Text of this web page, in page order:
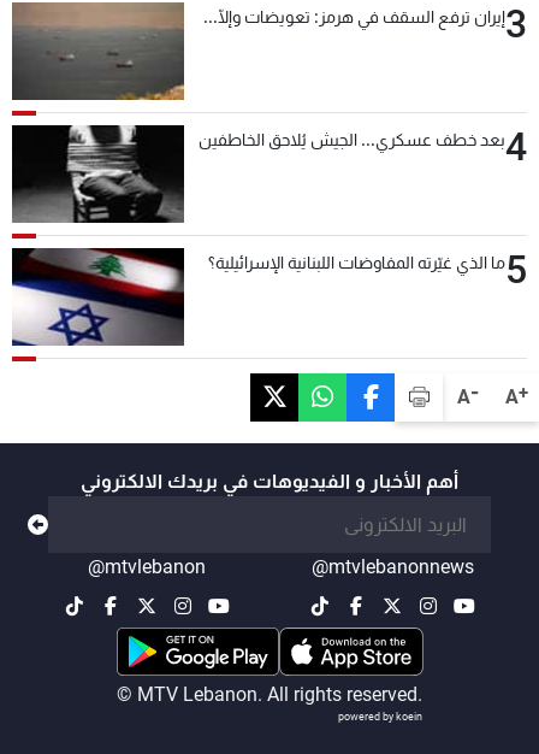
A+
A-
3إيران ترفع السقف في هرمز: تعويضات وإلّا...
4بعد خطف عسكري... الجيش يُلاحق الخاطفين
5ما الذي غيّرته المفاوضات اللبنانية الإسرائيلية؟
أهم الأخبار و الفيديوهات في بريدك الالكتروني
@mtvlebanonnews
@mtvlebanon
© MTV Lebanon. All rights reserved.
powered by koein